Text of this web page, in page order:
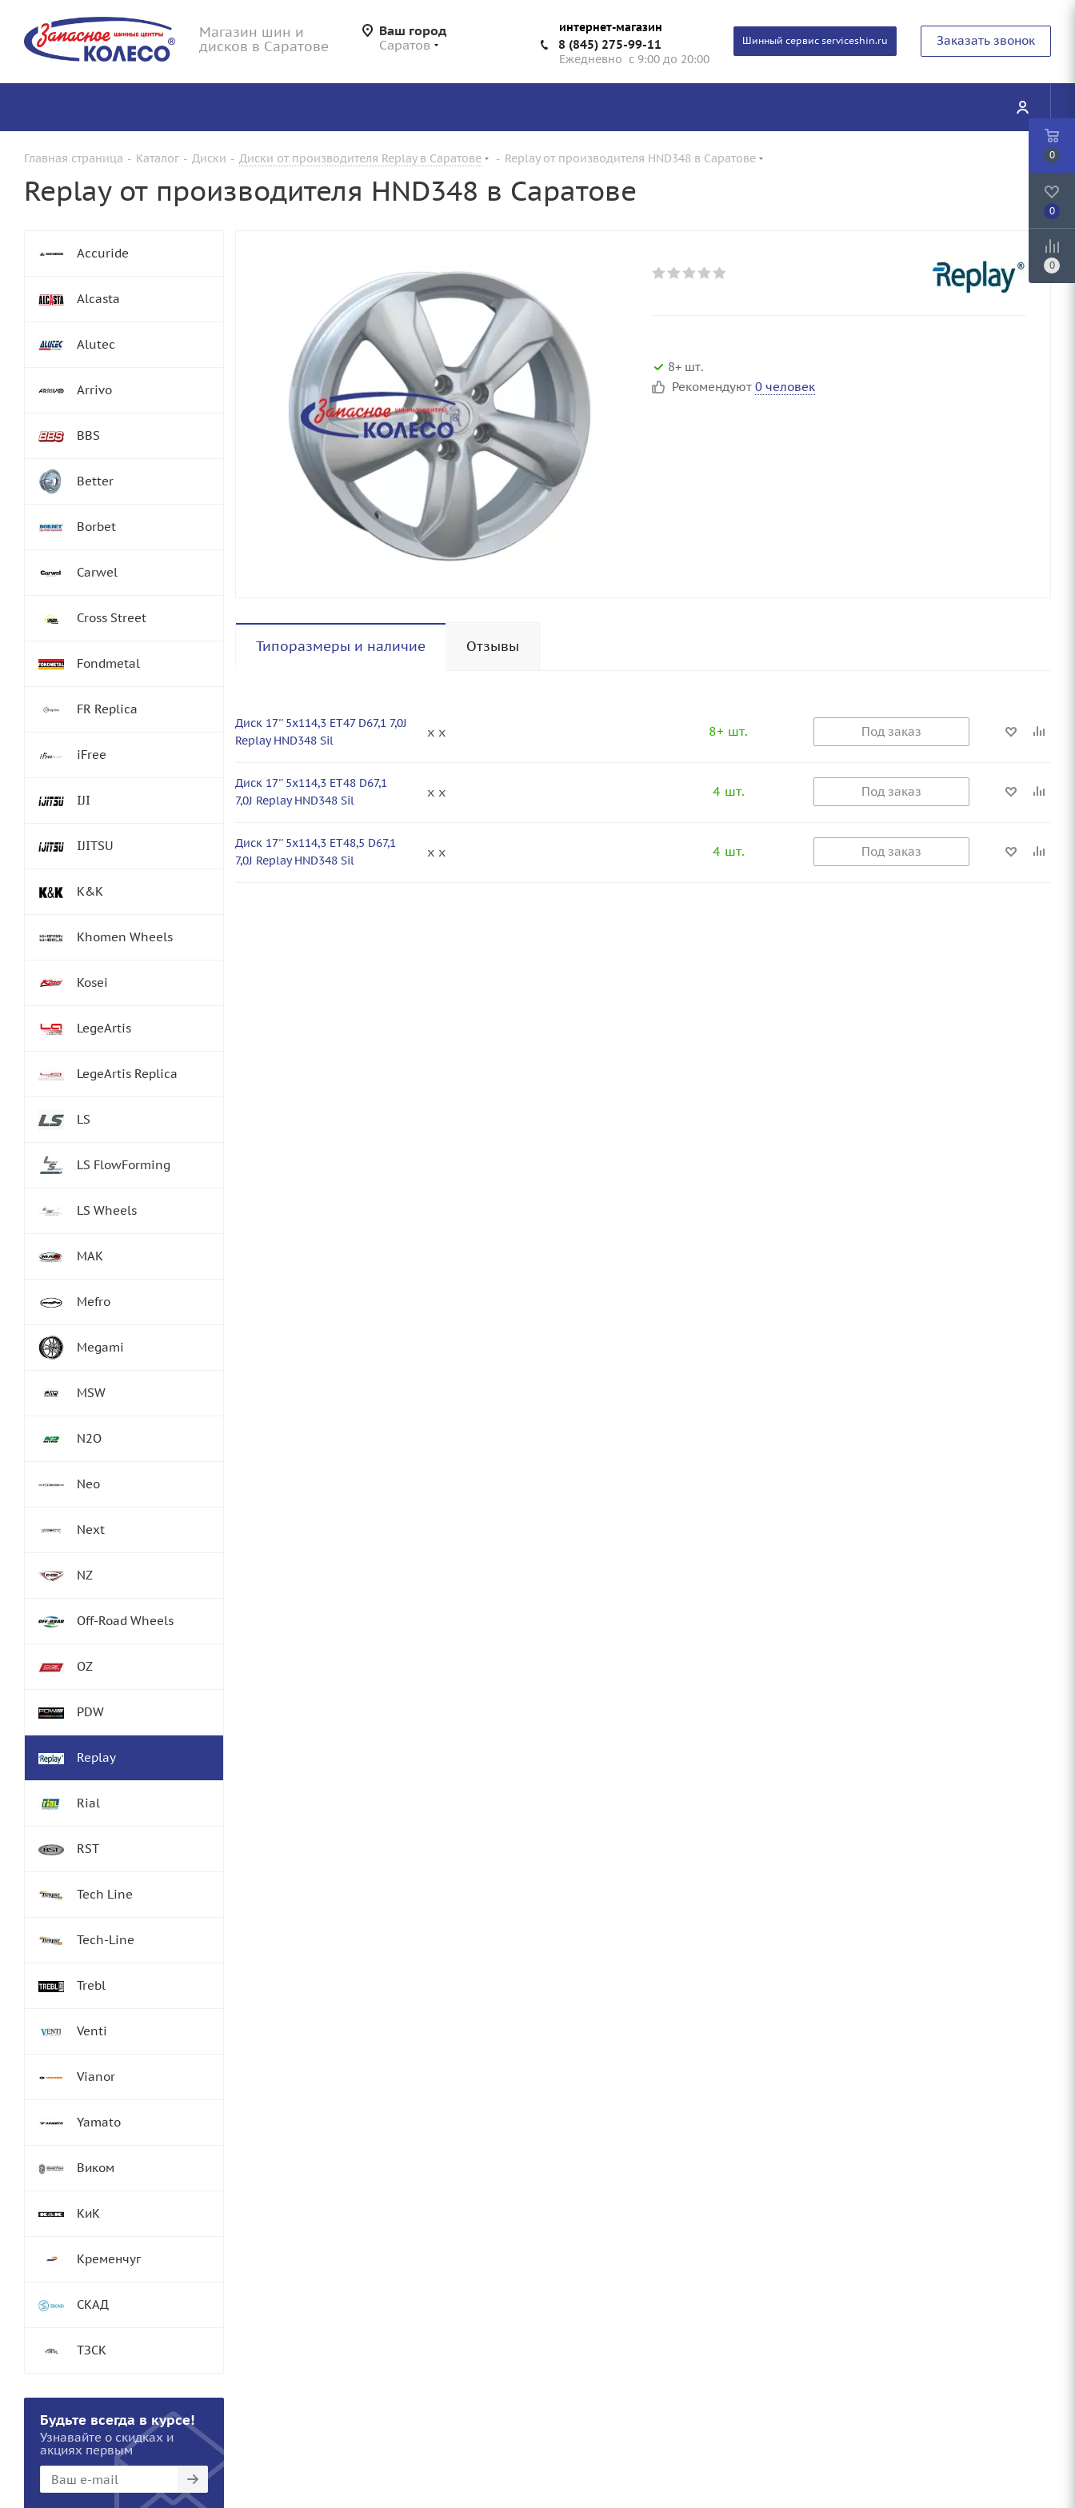
Магазин шин и
дисков в Саратове
Ваш город
Саратов
интернет-магазин
8 (845) 275-99-11
Ежедневно с 9:00 до 20:00
Шинный сервис serviceshin.ru Заказать звонок
Главная страница - Каталог - Диски - Диски от производителя Replay в Саратове - Replay от производителя HND348 в Саратове
Replay от производителя HND348 в Саратове
8+ шт.
Рекомендуют 0 человек
Типоразмеры и наличие Отзывы
Диск 17'' 5x114,3 ET47 D67,1 7,0J
Replay HND348 Sil
x x 8+ шт. Под заказ
Диск 17'' 5x114,3 ET48 D67,1
7,0J Replay HND348 Sil
x x 4 шт. Под заказ
Диск 17'' 5x114,3 ET48,5 D67,1
7,0J Replay HND348 Sil
x x 4 шт. Под заказ
Accuride
Alcasta
Alutec
Arrivo
BBS
Better
Borbet
Carwel
Cross Street
Fondmetal
FR Replica
iFree
IJI
IJITSU
K&K
Khomen Wheels
Kosei
LegeArtis
LegeArtis Replica
LS
LS FlowForming
LS Wheels
MAK
Mefro
Megami
MSW
N2O
Neo
Next
NZ
Off-Road Wheels
OZ
PDW
Replay
Rial
RST
Tech Line
Tech-Line
Trebl
Venti
Vianor
Yamato
Виком
КиК
Кременчуг
СКАД
ТЗСК
Будьте всегда в курсе!
Узнавайте о скидках и
акциях первым
0
0
0